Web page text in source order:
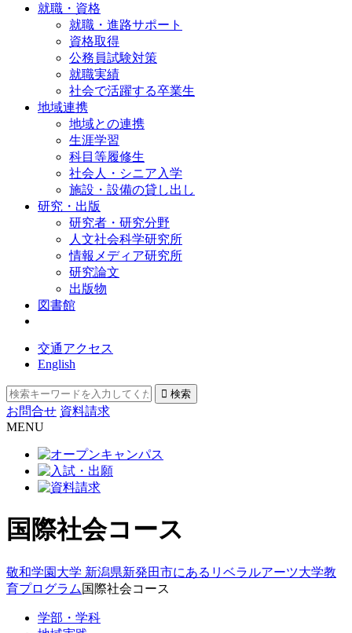
就職・資格
就職・進路サポート
資格取得
公務員試験対策
就職実績
社会で活躍する卒業生
地域連携
地域との連携
生涯学習
科目等履修生
社会人・シニア入学
施設・設備の貸し出し
研究・出版
研究者・研究分野
人文社会科学研究所
情報メディア研究所
研究論文
出版物
図書館
交通アクセス
English
お問合せ 資料請求
MENU
国際社会コース
敬和学園大学 新潟県新発田市にあるリベラルアーツ大学教
育プログラム 国際社会コース
学部・学科